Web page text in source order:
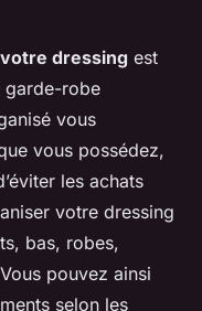
dressing est
garde-robe
vous
vous possédez,
les achats
votre dressing
bas, robes,
pouvez ainsi
selon les